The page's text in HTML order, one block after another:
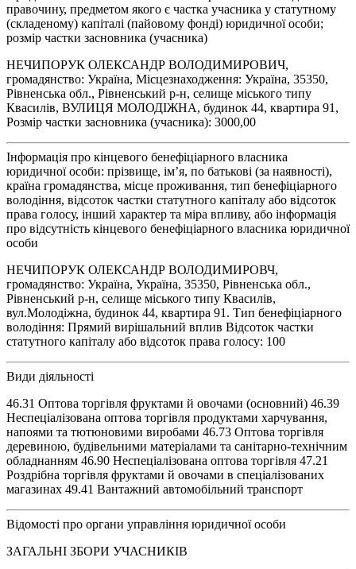
правочину, предметом якого є частка учасника у статутному
(складеному) капіталі (пайовому фонді) юридичної особи;
розмір частки засновника (учасника)
НЕЧИПОРУК ОЛЕКСАНДР ВОЛОДИМИРОВИЧ,
громадянство: Україна, Місцезнаходження: Україна, 35350,
Рівненська обл., Рівненський р-н, селище міського типу
Квасилів, ВУЛИЦЯ МОЛОДІЖНА, будинок 44, квартира 91,
Розмір частки засновника (учасника): 3000,00
Інформація про кінцевого бенефіціарного власника
юридичної особи: прізвище, ім’я, по батькові (за наявності),
країна громадянства, місце проживання, тип бенефіціарного
володіння, відсоток частки статутного капіталу або відсоток
права голосу, інший характер та міра впливу, або інформація
про відсутність кінцевого бенефіціарного власника юридичної
особи
НЕЧИПОРУК ОЛЕКСАНДР ВОЛОДИМИРОВЧ,
громадянство: Україна, Україна, 35350, Рівненська обл.,
Рівненський р-н, селище міського типу Квасилів,
вул.Молодіжна, будинок 44, квартира 91. Тип бенефіціарного
володіння: Прямий вирішальний вплив Відсоток частки
статутного капіталу або відсоток права голосу: 100
Види діяльності
46.31 Оптова торгівля фруктами й овочами (основний) 46.39
Неспеціалізована оптова торгівля продуктами харчування,
напоями та тютюновими виробами 46.73 Оптова торгівля
деревиною, будівельними матеріалами та санітарно-технічним
обладнанням 46.90 Неспеціалізована оптова торгівля 47.21
Роздрібна торгівля фруктами й овочами в спеціалізованих
магазинах 49.41 Вантажний автомобільний транспорт
Відомості про органи управління юридичної особи
ЗАГАЛЬНІ ЗБОРИ УЧАСНИКІВ